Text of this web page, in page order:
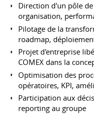
Direction d'un pôle
organisation,
Pilotage de la
roadmap,
Projet d'entreprise
COMEX dans la
Optimisation des
opératoires, KPI,
Participation aux
reporting au groupe